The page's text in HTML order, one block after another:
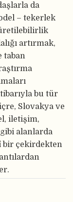
da
– tekerlek
üretilebilirlik
artırmak,
taban
bu tür
Slovakya ve
iletişim,
alanlarda
bir çekirdekten